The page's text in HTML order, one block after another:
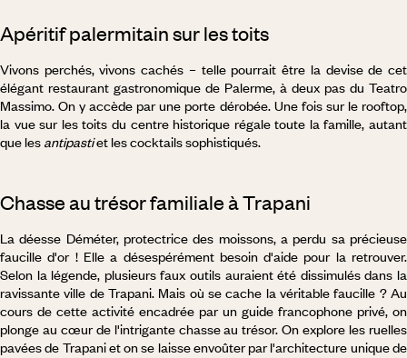
Apéritif palermitain sur les toits
Vivons perchés, vivons cachés – telle pourrait être la devise de cet
élégant restaurant gastronomique de Palerme, à deux pas du Teatro
Massimo. On y accède par une porte dérobée. Une fois sur le rooftop,
la vue sur les toits du centre historique régale toute la famille, autant
que les antipastiet les cocktails sophistiqués.
Chasse au trésor familiale à Trapani
La déesse Déméter, protectrice des moissons, a perdu sa précieuse
faucille d'or ! Elle a désespérément besoin d'aide pour la retrouver.
Selon la légende, plusieurs faux outils auraient été dissimulés dans la
ravissante ville de Trapani. Mais où se cache la véritable faucille ? Au
cours de cette activité encadrée par un guide francophone privé, on
plonge au cœur de l'intrigante chasse au trésor. On explore les ruelles
pavées de Trapani et on se laisse envoûter par l'architecture unique de